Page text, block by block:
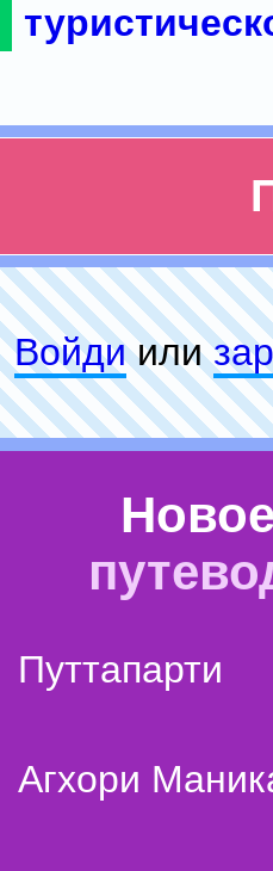
Войдиили
Путтапарти
Агхори